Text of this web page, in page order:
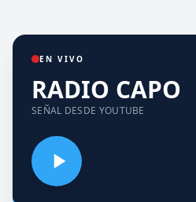
EN VIVO
RADIO CAPO
SEÑAL DESDE YOUTUBE